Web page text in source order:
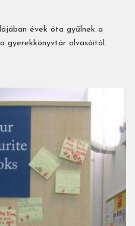
évek óta gyűlnek a
gyerekkönyvtár olvasóitól.